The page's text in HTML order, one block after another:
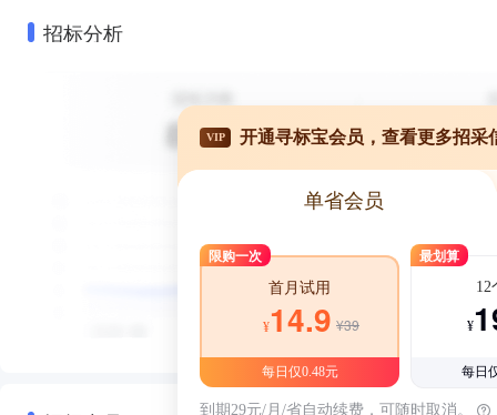
招标分析
VIP 开通寻标宝会员，查看更多招采
单省会员
限购一次
首月试用
¥14.9 ¥39
每日仅0.48元
最划算
12
¥
每日
到期29元/月/省自动续费，可随时取消。